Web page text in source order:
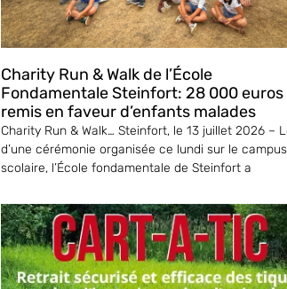
Charity Run & Walk de l’École
Fondamentale Steinfort: 28 000 euros
remis en faveur d’enfants malades
Charity Run & Walk… Steinfort, le 13 juillet 2026 –
d’une cérémonie organisée ce lundi sur le campus
scolaire, l’École fondamentale de Steinfort a